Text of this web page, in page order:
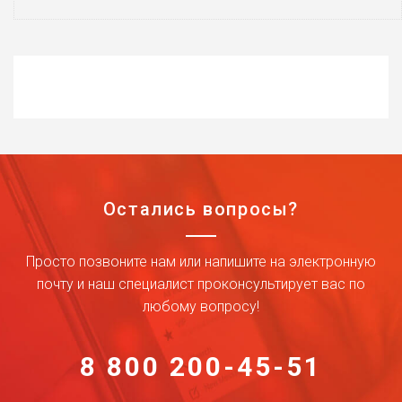
Остались вопросы?
Просто позвоните нам или напишите на электронную
почту и наш специалист проконсультирует вас по
любому вопросу!
8 800 200-45-51